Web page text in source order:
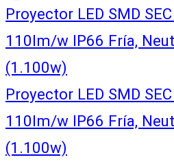
Proyector LED SMD
110lm/w IP66 Fría,
(1.100w)
Proyector LED SMD
110lm/w IP66 Fría,
(1.100w)